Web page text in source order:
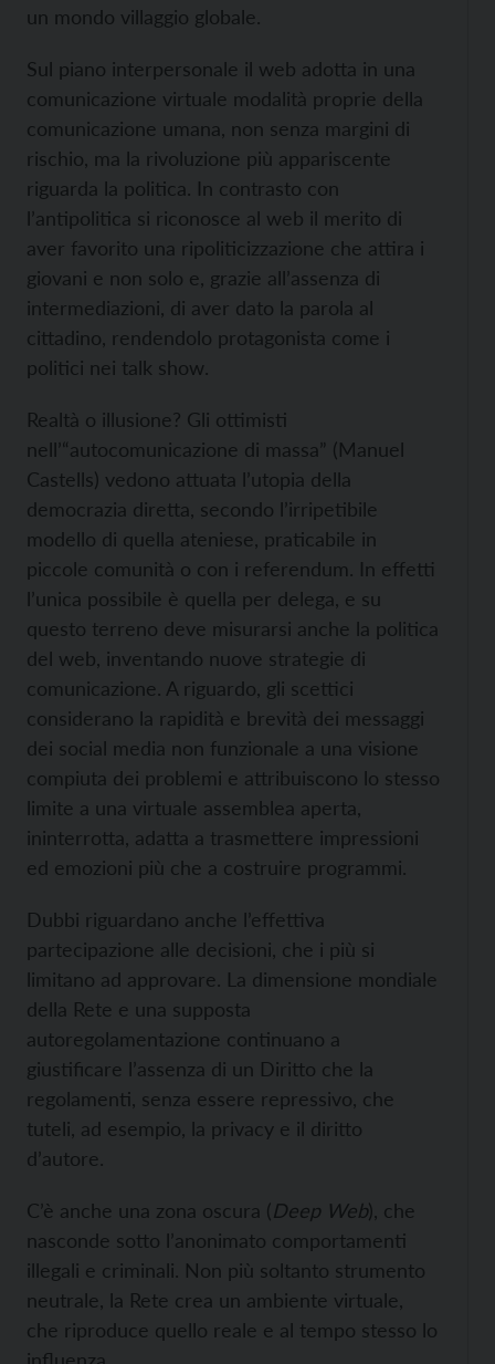
un mondo villaggio globale.
Sul piano interpersonale il web adotta in una
comunicazione virtuale modalità proprie della
comunicazione umana, non senza margini di
rischio, ma la rivoluzione più appariscente
riguarda la politica. In contrasto con
l’antipolitica si riconosce al web il merito di
aver favorito una ripoliticizzazione che attira i
giovani e non solo e, grazie all’assenza di
intermediazioni, di aver dato la parola al
cittadino, rendendolo protagonista come i
politici nei talk show.
Realtà o illusione? Gli ottimisti
nell’“autocomunicazione di massa” (Manuel
Castells) vedono attuata l’utopia della
democrazia diretta, secondo l’irripetibile
modello di quella ateniese, praticabile in
piccole comunità o con i referendum. In effetti
l’unica possibile è quella per delega, e su
questo terreno deve misurarsi anche la politica
del web, inventando nuove strategie di
comunicazione. A riguardo, gli scettici
considerano la rapidità e brevità dei messaggi
dei social media non funzionale a una visione
compiuta dei problemi e attribuiscono lo stesso
limite a una virtuale assemblea aperta,
ininterrotta, adatta a trasmettere impressioni
ed emozioni più che a costruire programmi.
Dubbi riguardano anche l’effettiva
partecipazione alle decisioni, che i più si
limitano ad approvare. La dimensione mondiale
della Rete e una supposta
autoregolamentazione continuano a
giustificare l’assenza di un Diritto che la
regolamenti, senza essere repressivo, che
tuteli, ad esempio, la privacy e il diritto
d’autore.
C’è anche una zona oscura (Deep Web), che
nasconde sotto l’anonimato comportamenti
illegali e criminali. Non più soltanto strumento
neutrale, la Rete crea un ambiente virtuale,
che riproduce quello reale e al tempo stesso lo